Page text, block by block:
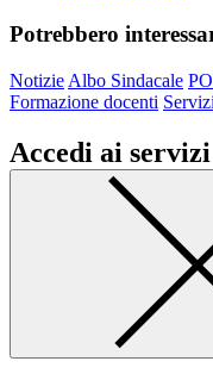
Potrebbero
Notizie Albo Sindacale
Formazione docenti Servizi
Accedi ai servizi